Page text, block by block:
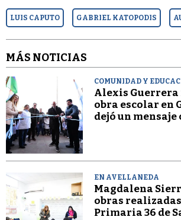
LUIS CAPUTO GABRIEL KATOPODIS
MÁS NOTICIAS
COMUNIDAD Y
Alexis
obra escolar en
dejó un
EN AVELLANEDA
Magdalena
obras
Primaria 36 de